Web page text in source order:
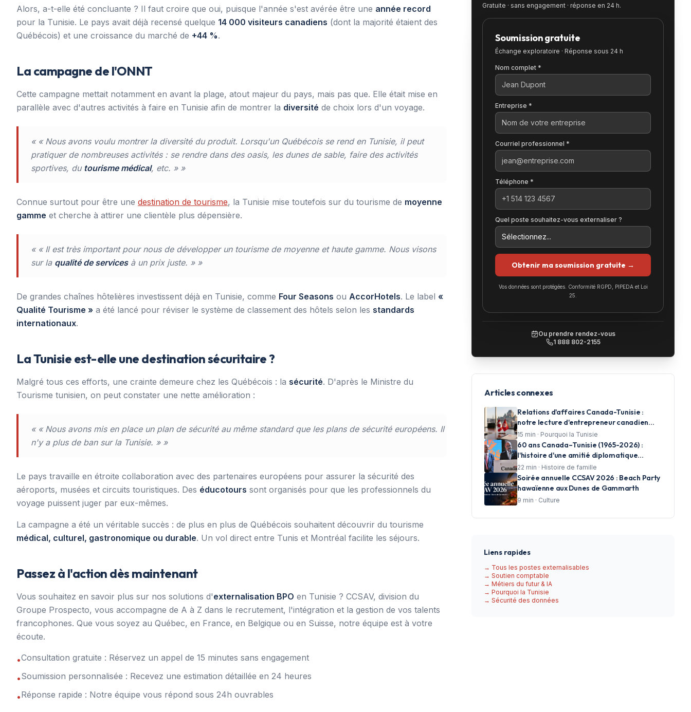
Alors, a-t-elle été concluante ? Il faut croire que oui, puisque l'année s'est avérée être une année record
pour la Tunisie. Le pays avait déjà recensé quelque 14 000 visiteurs canadiens (dont la majorité étaient des
Québécois) et une croissance du marché de +44 %.
La campagne de l'ONNT
Cette campagne mettait notamment en avant la plage, atout majeur du pays, mais pas que. Elle était mise en
parallèle avec d'autres activités à faire en Tunisie afin de montrer la diversité de choix lors d'un voyage.
« « Nous avons voulu montrer la diversité du produit. Lorsqu'un Québécois se rend en Tunisie, il peut
pratiquer de nombreuses activités : se rendre dans des oasis, les dunes de sable, faire des activités
sportives, du tourisme médical, etc. » »
Connue surtout pour être une destination de tourisme, la Tunisie mise toutefois sur du tourisme de moyenne
gamme et cherche à attirer une clientèle plus dépensière.
« « Il est très important pour nous de développer un tourisme de moyenne et haute gamme. Nous visons
sur la qualité de servicesà un prix juste. » »
De grandes chaînes hôtelières investissent déjà en Tunisie, comme Four Seasons ou AccorHotels. Le label «
Qualité Tourisme » a été lancé pour réviser le système de classement des hôtels selon les standards
internationaux.
La Tunisie est-elle une destination sécuritaire ?
Malgré tous ces efforts, une crainte demeure chez les Québécois : la sécurité. D'après le Ministre du
Tourisme tunisien, on peut constater une nette amélioration :
« « Nous avons mis en place un plan de sécurité au même standard que les plans de sécurité européens. Il
n'y a plus de ban sur la Tunisie. » »
Le pays travaille en étroite collaboration avec des partenaires européens pour assurer la sécurité des
aéroports, musées et circuits touristiques. Des éducotours sont organisés pour que les professionnels du
voyage puissent juger par eux-mêmes.
La campagne a été un véritable succès : de plus en plus de Québécois souhaitent découvrir du tourisme
médical, culturel, gastronomique ou durable. Un vol direct entre Tunis et Montréal facilite les séjours.
Passez à l'action dès maintenant
Vous souhaitez en savoir plus sur nos solutions d'externalisation BPO en Tunisie ? CCSAV, division du
Groupe Prospecto, vous accompagne de A à Z dans le recrutement, l'intégration et la gestion de vos talents
francophones. Que vous soyez au Québec, en France, en Belgique ou en Suisse, notre équipe est à votre
écoute.
•Consultation gratuite : Réservez un appel de 15 minutes sans engagement
•Soumission personnalisée : Recevez une estimation détaillée en 24 heures
•Réponse rapide : Notre équipe vous répond sous 24h ouvrables
Gratuite · sans engagement · réponse en 24 h.
Soumission gratuite
Échange exploratoire · Réponse sous 24 h
Nom complet *
Entreprise *
Courriel professionnel *
Téléphone *
Quel poste souhaitez-vous externaliser ?
Obtenir ma soumission gratuite →
Vos données sont protégées. Conformité RGPD, PIPEDA et Loi
25.
Ou prendre rendez-vous
1 888 802-2155
Articles connexes
Relations d'affaires Canada-Tunisie :
notre lecture d'entrepreneur canadien
investi à Tunis
15 min · Pourquoi la Tunisie
60 ans Canada–Tunisie (1965-2026) :
l'histoire d'une amitié diplomatique
racontée en photos par CCSAV
22 min · Histoire de famille
Soirée annuelle CCSAV 2026 : Beach Party
hawaïenne aux Dunes de Gammarth
9 min · Culture
Liens rapides
→ Tous les postes externalisables
→ Soutien comptable
→ Métiers du futur & IA
→ Pourquoi la Tunisie
→ Sécurité des données